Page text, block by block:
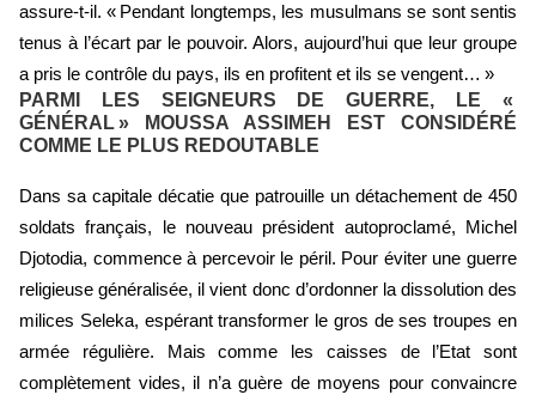
assure-t-il. « Pendant longtemps, les musulmans se sont sentis
tenus à l’écart par le pouvoir. Alors, aujourd’hui que leur groupe
a pris le contrôle du pays, ils en profitent et ils se vengent… »
PARMI LES SEIGNEURS DE GUERRE, LE «
GÉNÉRAL » MOUSSA ASSIMEH EST CONSIDÉRÉ
COMME LE PLUS REDOUTABLE
Dans sa capitale décatie que patrouille un détachement de 450
soldats français, le nouveau président auto­proclamé, Michel
Djotodia, commence à percevoir le péril. Pour éviter une guerre
religieuse généralisée, il vient donc d’ordonner la dissolution des
milices Seleka, espérant transformer le gros de ses troupes en
armée régulière. Mais comme les caisses de l’Etat sont
complètement vides, il n’a guère de moyens pour convaincre